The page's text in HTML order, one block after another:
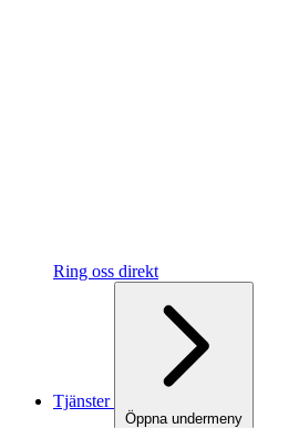
Ring oss direkt
Tjänster
Öppna undermeny